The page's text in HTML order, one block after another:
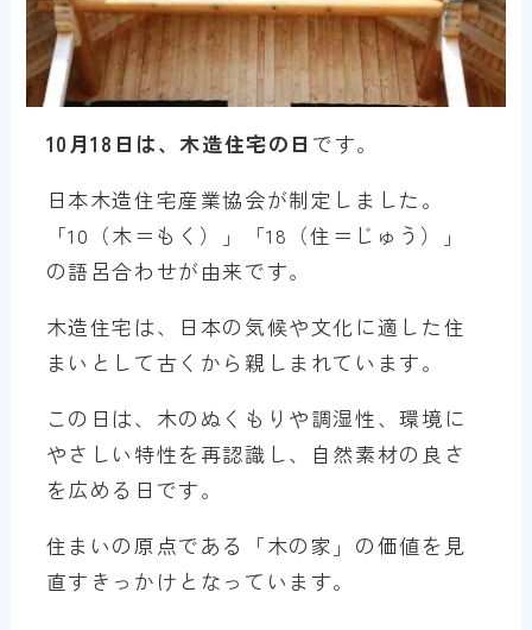
10月18日は、木造住宅の日 です。
日本木造住宅産業協会が制定しました。
「10（木＝もく）」「18（住＝じゅう）」
の語呂合わせが由来です。
木造住宅は、日本の気候や文化に適した住
まいとして古くから親しまれています。
この日は、木のぬくもりや調湿性、環境に
やさしい特性を再認識し、自然素材の良さ
を広める日です。
住まいの原点である「木の家」の価値を見
直すきっかけとなっています。